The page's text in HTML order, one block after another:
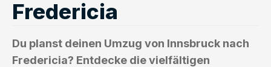
Fredericia
Du planst deinen Umzug von Innsbruck nach
Fredericia? Entdecke die vielfältigen